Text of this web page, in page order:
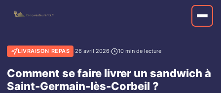
LIVRAISON REPAS ·26 avril 2026· 10 min de lecture
Comment se faire livrer un sandwich à
Saint-Germain-lès-Corbeil ?